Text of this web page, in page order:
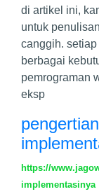
di artikel ini,
untuk
canggih.
berbagai
pemrograman
eksp
https://
implementasinya